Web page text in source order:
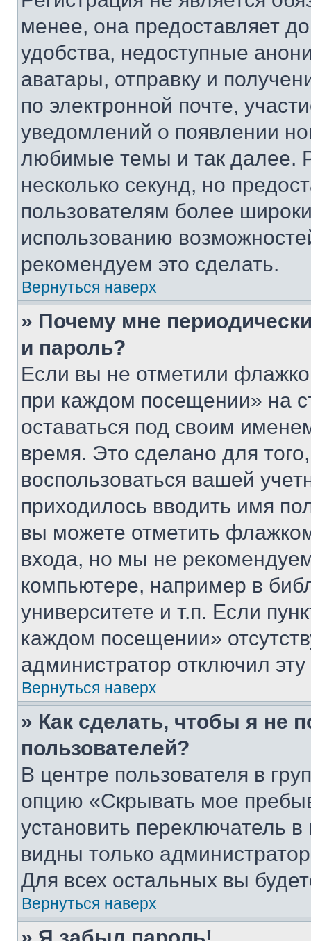
менее, она предоставляет
удобства, недоступные
аватары, отправку и
по электронной почте,
уведомлений о появлении
любимые темы и так далее.
несколько секунд, но
пользователям более
использованию
рекомендуем это сделать.
Вернуться наверх
» Почему мне
и пароль?
Если вы не отметили
при каждом посещении» на
оставаться под своим
время. Это сделано для
воспользоваться вашей
приходилось вводить имя
вы можете отметить
входа, но мы не
компьютере, например в
университете и т.п. Если
каждом посещении»
администратор отключил
Вернуться наверх
» Как сделать, чтобы я не
пользователей?
В центре пользователя в
опцию «Скрывать мое
установить переключатель
видны только
Для всех остальных вы
Вернуться наверх